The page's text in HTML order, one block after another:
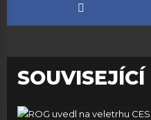
SOUVISEJÍCÍ